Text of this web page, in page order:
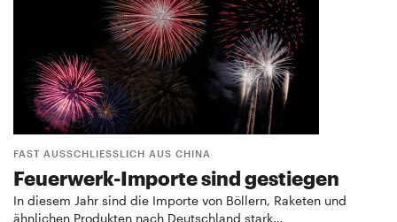
FAST AUSSCHLIESSLICH AUS CHINA
Feuerwerk-Importe sind gestiegen
In diesem Jahr sind die Importe von Böllern, Raketen und
ähnlichen Produkten nach Deutschland stark…